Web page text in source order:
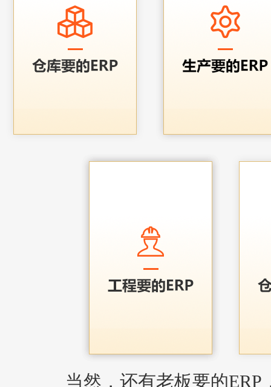
当然，还有老板要的ERP